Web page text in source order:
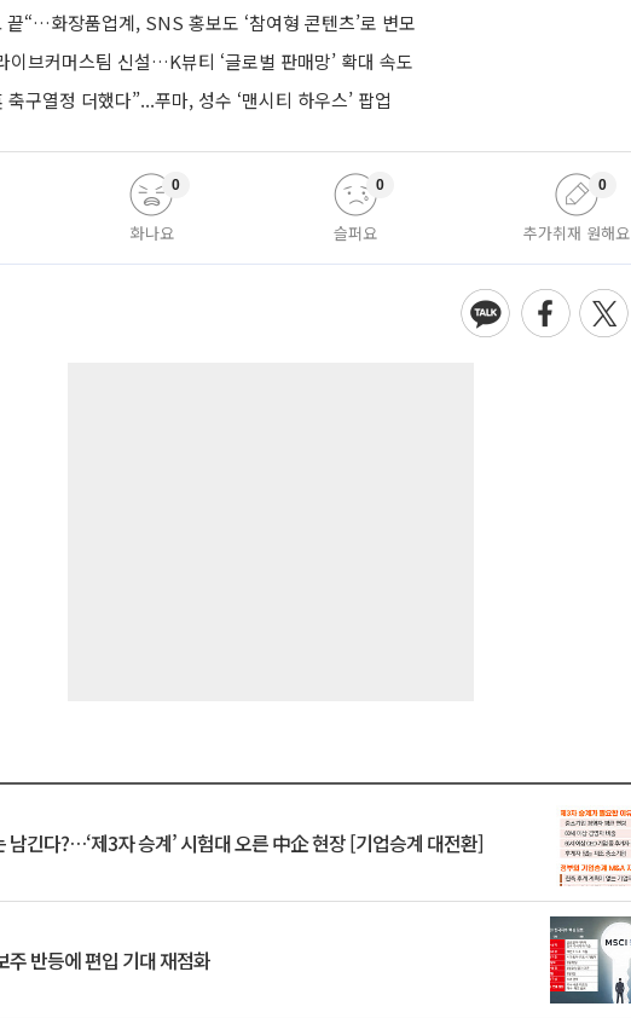
끝“…화장품업계, SNS 홍보도 ‘참여형 콘텐츠’로 변모
이브커머스팀 신설…K뷰티 ‘글로벌 판매망’ 확대 속도
구열정 더했다”...푸마, 성수 ‘맨시티 하우스’ 팝업
화나요
0
슬퍼요
0
추가취재 원해요
0
남긴다?…‘제3자 승계’ 시험대 오른 中企 현장 [기업승계 대전환]
반등에 편입 기대 재점화